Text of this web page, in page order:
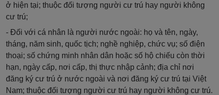
ở hiện tại; thuộc đối tượng người cư trú hay người không
cư trú;
- Đối với cá nhân là người nước ngoài: họ và tên, ngày,
tháng, năm sinh, quốc tịch; nghề nghiệp, chức vụ; số điện
thoại; số chứng minh nhân dân hoặc số hộ chiếu còn thời
hạn, ngày cấp, nơi cấp, thị thực nhập cảnh; địa chỉ nơi
đăng ký cư trú ở nước ngoài và nơi đăng ký cư trú tại Việt
Nam; thuộc đối tượng người cư trú hay người không cư trú.